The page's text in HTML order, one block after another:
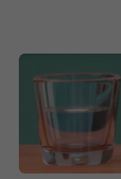
Effectuer une